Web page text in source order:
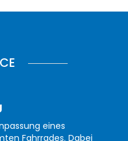
eines
Fahrrades. Dabei